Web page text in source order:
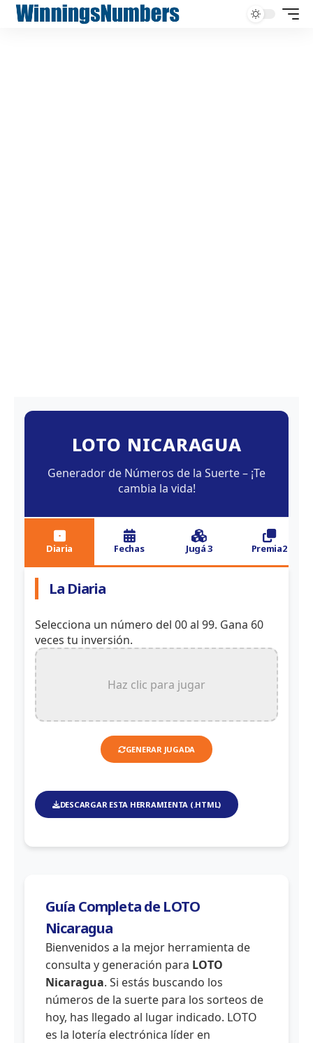
LOTO NICARAGUA
Generador de Números de la Suerte – ¡Te
cambia la vida!
Diaria Fechas Jugá 3 Premia2
La Diaria
Selecciona un número del 00 al 99. Gana 60
veces tu inversión.
Haz clic para jugar
GENERAR JUGADA
DESCARGAR ESTA HERRAMIENTA (.HTML)
Guía Completa de LOTO
Nicaragua
Bienvenidos a la mejor herramienta de
consulta y generación para LOTO
Nicaragua. Si estás buscando los
números de la suerte para los sorteos de
hoy, has llegado al lugar indicado. LOTO
es la lotería electrónica líder en